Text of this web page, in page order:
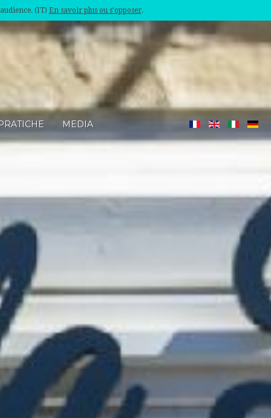
(IT) En savoir plus ou s'opposer.
MEDIA